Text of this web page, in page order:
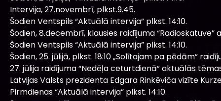
Intervija, 27.novembrī, plkst.9.45.
Šodien Ventspils “Aktuālā intervija” plkst. 14:10.
Šodien, 8.decembrī, klausies raidījuma “Radioskatuve”
Šodien Ventspils “Aktuālā intervija” plkst. 14:10.
Šodien, 25. jūlijā, plkst. 18:10 „Solītajam pa pēdām”
27. jūlija raidījuma “Nedēļa ceturtdienā” aktuālās
Latvijas Valsts prezidenta Edgara Rinkēviča vizīte
Pirmdienas “Aktuālā intervija” plkst. 14:10.